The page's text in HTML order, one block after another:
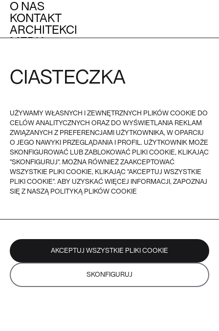
O NAS
KONTAKT
ARCHITEKCI
MEDIA
OBSŁUGA KLIENTA
PŁATNOŚĆ
DOSTAWA
ZWROTY
REKLAMACJE
POZOSTAŁE
VEER - 2026 © VEER, WSZYSTKIE PRAWA ZASTRZEŻONE
CIASTECZKA
UŻYWAMY WŁASNYCH I ZEWNĘTRZNYCH PLIKÓW COOKIE DO
CELÓW ANALITYCZNYCH ORAZ DO WYŚWIETLANIA REKLAM
ZWIĄZANYCH Z PREFERENCJAMI UŻYTKOWNIKA, W OPARCIU
O JEGO NAWYKI PRZEGLĄDANIA I PROFIL. UŻYTKOWNIK MOŻE
SKONFIGUROWAĆ LUB ZABLOKOWAĆ PLIKI COOKIE, KLIKAJĄC
"SKONFIGURUJ". MOŻNA RÓWNIEŻ ZAAKCEPTOWAĆ
WSZYSTKIE PLIKI COOKIE, KLIKAJĄC "AKCEPTUJ WSZYSTKIE
PLIKI COOKIE". ABY UZYSKAĆ WIĘCEJ INFORMACJI, ZAPOZNAJ
SIĘ Z NASZĄ POLITYKĄ PLIKÓW COOKIE
SKONFIGURUJ
AKCEPTUJ WSZYSTKIE PLIKI COOKIE